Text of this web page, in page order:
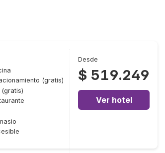
(gratis)
Desde
$ 519.249
Ver hotel